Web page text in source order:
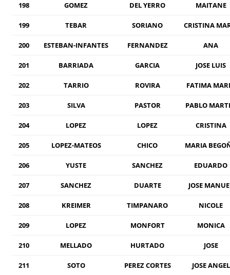
198 GOMEZ DEL YERRO MAITANE
199 TEBAR SORIANO CRISTINA
200 ESTEBAN-INFANTES FERNANDEZ ANA
201 BARRIADA GARCIA JOSE LUIS
202 TARRIO ROVIRA FATIMA
203 SILVA PASTOR PABLO
204 LOPEZ LOPEZ CRISTINA
205 LOPEZ-MATEOS CHICO MARIA
206 YUSTE SANCHEZ EDUARDO
207 SANCHEZ DUARTE JOSE
208 KREIMER TIMPANARO NICOLE
209 LOPEZ MONFORT MONICA
210 MELLADO HURTADO JOSE
211 SOTO PEREZ CORTES JOSE ANGEL